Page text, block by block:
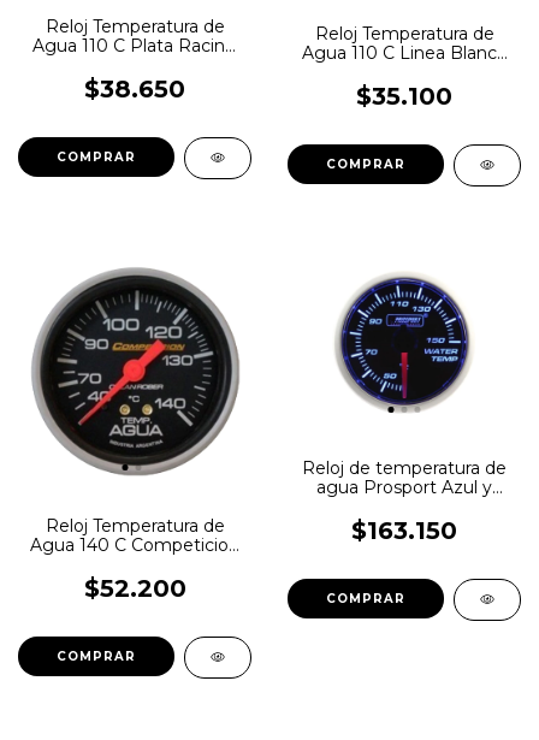
Reloj Temperatura de
Agua 110 C Plata Racing
$38.650
Reloj Temperatura de
Agua 110 C Linea Blanca
$35.100
Reloj Temperatura de
Agua 140 C Competicion
$52.200
Reloj de temperatura de
agua Prosport Azul y
$163.150